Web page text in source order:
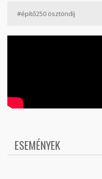
#építő250 ösztöndíj
ESEMÉNYEK